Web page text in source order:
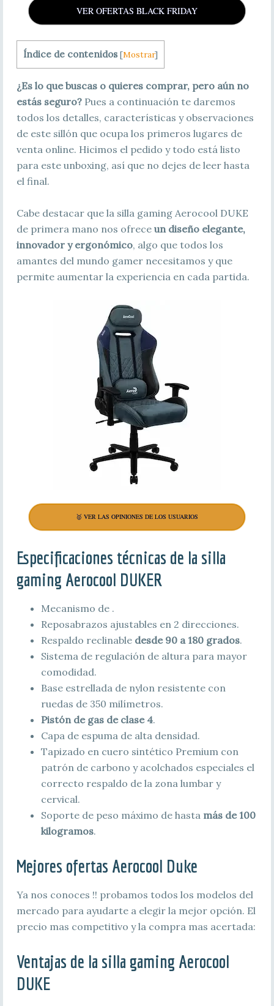
VER OFERTAS BLACK FRIDAY
Índice de contenidos [Mostrar]
¿Es lo que buscas o quieres comprar, pero aún no
estás seguro?Pues a continuación te daremos
todos los detalles, características y observaciones
de este sillón que ocupa los primeros lugares de
venta online. Hicimos el pedido y todo está listo
para este unboxing, así que no dejes de leer hasta
el final.
Cabe destacar que la silla gaming Aerocool DUKE
de primera mano nos ofrece un diseño elegante,
innovador y ergonómico, algo que todos los
amantes del mundo gamer necesitamos y que
permite aumentar la experiencia en cada partida.
🥇 VER LAS OPINIONES DE LOS USUARIOS
Especificaciones técnicas de la silla
gaming Aerocool DUKER
Mecanismo de .
Reposabrazos ajustables en 2 direcciones.
Respaldo reclinable desde 90 a 180 grados.
Sistema de regulación de altura para mayor
comodidad.
Base estrellada de nylon resistente con
ruedas de 350 milímetros.
Pistón de gas de clase 4.
Capa de espuma de alta densidad.
Tapizado en cuero sintético Premium con
patrón de carbono y acolchados especiales el
correcto respaldo de la zona lumbar y
cervical.
Soporte de peso máximo de hasta más de 100
kilogramos.
Mejores ofertas Aerocool Duke
Ya nos conoces !! probamos todos los modelos del
mercado para ayudarte a elegir la mejor opción. El
precio mas competitivo y la compra mas acertada:
Ventajas de la silla gaming Aerocool
DUKE